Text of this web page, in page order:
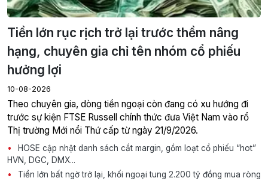
Tiền lớn rục rịch trở lại trước thềm nâng
hạng, chuyên gia chỉ tên nhóm cổ phiếu
hưởng lợi
10-08-2026
Theo chuyên gia, dòng tiền ngoại còn đang có xu hướng đi
trước sự kiện FTSE Russell chính thức đưa Việt Nam vào rổ
Thị trường Mới nổi Thứ cấp từ ngày 21/9/2026.
HOSE cập nhật danh sách cắt margin, gồm loạt cổ phiếu “hot”
HVN, DGC, DMX...
Tiền lớn bất ngờ trở lại, khối ngoại tung 2.200 tỷ đồng mua ròng